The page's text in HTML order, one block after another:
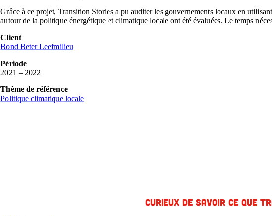
Grâce à ce projet, Transition Stories a pu auditer les gouvernements locaux en
autour de la politique énergétique et climatique locale ont été évaluées. Le temps
Client
Bond Beter Leefmilieu
Période
2021 – 2022
Thème de référence
Politique climatique locale
Curieux de savoir ce que